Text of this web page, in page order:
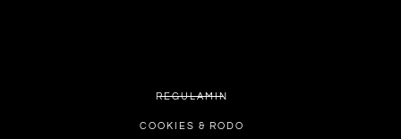
REGULAMIN
COOKIES & RODO